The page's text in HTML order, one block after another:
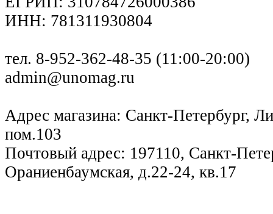
ИНН: 781311930804
тел. 8-952-362-48-35 (11:00-20:00)
admin@unomag.ru
Адрес магазина: Санкт-Петербург,
пом.103
Почтовый адрес: 197110, Санкт-
Ораниенбаумская, д.22-24, кв.17